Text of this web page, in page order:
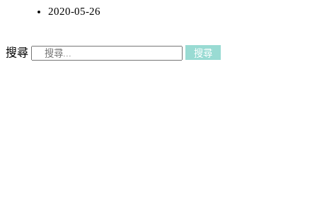
2020-05-26
搜尋 搜尋